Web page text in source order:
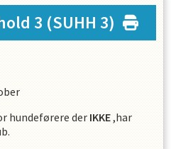
3 (SUHH 3)
hundeførere der IKKE,har